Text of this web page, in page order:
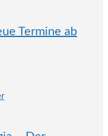
Termine ab